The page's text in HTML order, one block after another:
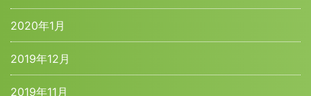
2020年1月
2019年12月
2019年11月